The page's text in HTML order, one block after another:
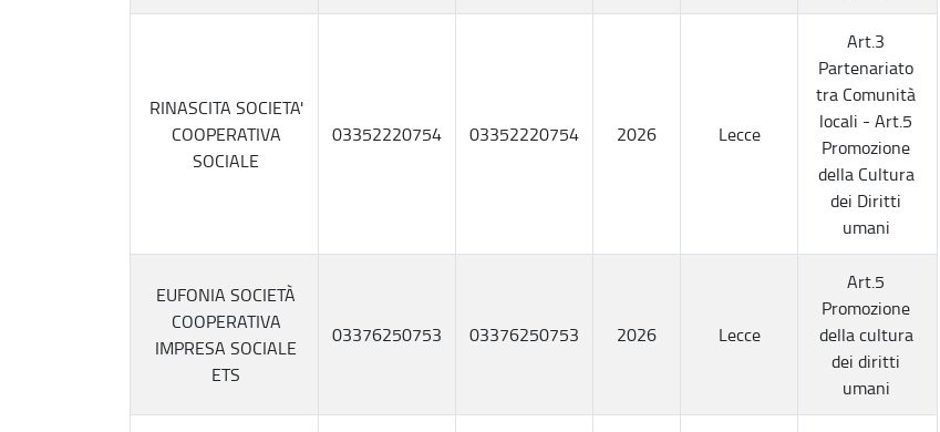
RINASCITA SOCIETA'
COOPERATIVA
SOCIALE
03352220754 03352220754 2026 Lecce
Art.3
Partenariato
tra Comunità
locali - Art.5
Promozione
della Cultura
dei Diritti
umani
EUFONIA SOCIETÀ
COOPERATIVA
IMPRESA SOCIALE
ETS
03376250753 03376250753 2026 Lecce
Art.5
Promozione
della cultura
dei diritti
umani